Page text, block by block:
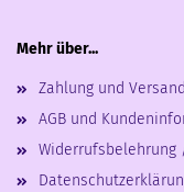
Mehr über...
Zahlung und Versand
AGB und